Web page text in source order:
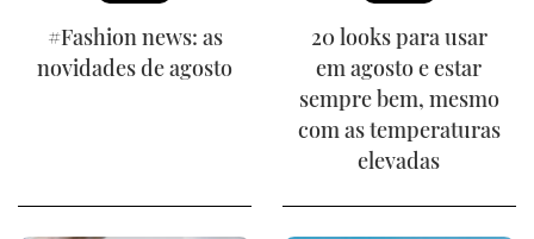
#Fashion news: as
novidades de agosto
20 looks para usar
em agosto e estar
sempre bem, mesmo
com as temperaturas
elevadas